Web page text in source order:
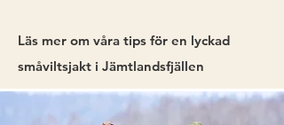
Läs mer om våra tips för en lyckad
småviltsjakt i Jämtlandsfjällen